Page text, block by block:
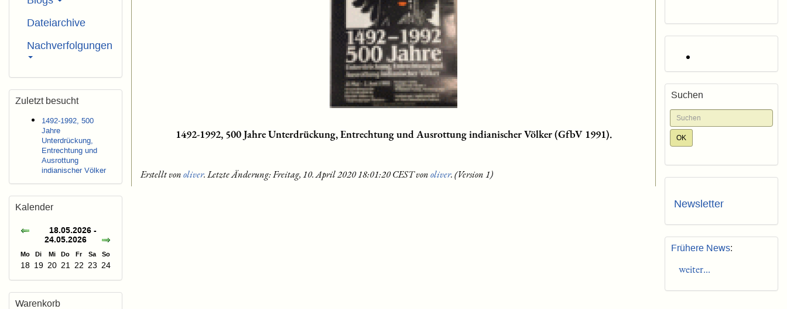
1492-1992, 500 Jahre Unterdrückung, Entrechtung und Ausrottung indianischer Völker (GfbV 1991).
Erstellt vonoliver. Letzte Änderung: Freitag, 10. April 2020 18:01:20 CEST vonoliver. (Version 1)
Dateiarchive
Nachverfolgungen
Zuletzt besucht
1492-1992, 500
Jahre
Unterdrückung,
Entrechtung und
Ausrottung
indianischer Völker
Kalender
18.05.2026 -
24.05.2026
Mo Di Mi Do Fr Sa So
18 19 20 21 22 23 24
Warenkorb
Suchen
Newsletter
Frühere News:
weiter...